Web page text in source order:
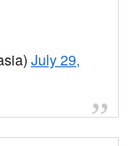
わざわざポ
原になって